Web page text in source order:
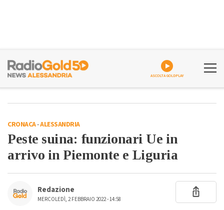
ASCOLTA GOLDPLAY
CRONACA-ALESSANDRIA
Peste suina: funzionari Ue in
arrivo in Piemonte e Liguria
Redazione
MERCOLEDÌ, 2 FEBBRAIO 2022 - 14:58